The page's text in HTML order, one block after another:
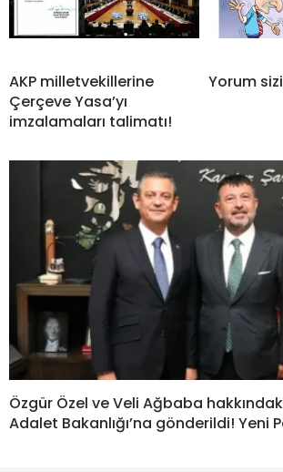
AKP milletvekillerine
Çerçeve Yasa’yı
imzalamaları talimatı!
Yorum
Özgür Özel ve Veli Ağbaba
Adalet Bakanlığı’na gönderildi! Yeni